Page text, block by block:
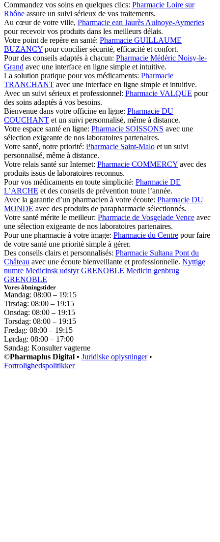
Commandez vos soins en quelques clics: Pharmacie Loire sur
Rhône assure un suivi sérieux de vos traitements.
Au cœur de votre ville, Pharmacie ean Jaurès Aulnoye-Aymeries
pour recevoir vos produits dans les meilleurs délais.
Votre point de repère en santé: Pharmacie GUILLAUME
BUZANCY pour concilier sécurité, efficacité et confort.
Pour des conseils adaptés à chacun: Pharmacie Médéric Noisy-le-
Grand avec une interface en ligne simple et intuitive.
La solution pratique pour vos médicaments: Pharmacie
TRANCHANT avec une interface en ligne simple et intuitive.
Avec un suivi sérieux et professionnel: Pharmacie VALQUE pour
des soins adaptés à vos besoins.
Bienvenue dans votre officine en ligne: Pharmacie DU
COUCHANT et un suivi personnalisé, même à distance.
Votre espace santé en ligne: Pharmacie SOISSONS avec une
sélection exigeante de nos laboratoires partenaires.
Votre santé, notre priorité: Pharmacie Saint-Malo et un suivi
personnalisé, même à distance.
Votre relais santé sur Internet: Pharmacie COMMERCY avec des
produits issus de laboratoires reconnus.
Pour vos médicaments en toute simplicité: Pharmacie DE
L’ARCHE et des conseils de prévention toute l’année.
Avec la garantie d’un pharmacien à votre écoute: Pharmacie DU
MONDE avec des produits de parapharmacie sélectionnés.
Votre santé mérite le meilleur: Pharmacie de Vosgelade Vence avec
une sélection exigeante de nos laboratoires partenaires.
Pour une pharmacie à votre image: Pharmacie du Centre pour faire
de votre santé une priorité simple à gérer.
Des conseils clairs et personnalisés: Pharmacie Sultana Pont du
Château avec une écoute bienveillante et professionnelle. Nyttige
numre Medicinsk udstyr GRENOBLE Medicin genbrug
GRENOBLE
Vores åbningstider
Mandag: 08:00 – 19:15
Tirsdag: 08:00 – 19:15
Onsdag: 08:00 – 19:15
Torsdag: 08:00 – 19:15
Fredag: 08:00 – 19:15
Lørdag: 08:00 – 17:00
Søndag: Konsulter vagterne
©Pharmaplus Digital • Juridiske oplysninger•
Fortrolighedspolitikker